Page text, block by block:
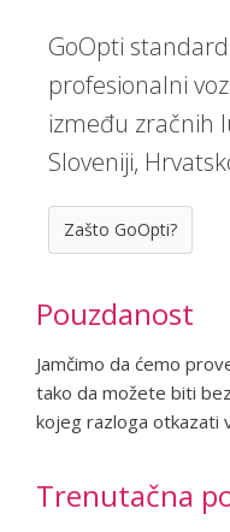
GoOpti
profesionalni
između zračnih
Sloveniji,
Zašto GoOpti?
Pouzdanost
Jamčimo da ćemo
tako da možete biti
kojeg razloga otkazati
Trenutačna